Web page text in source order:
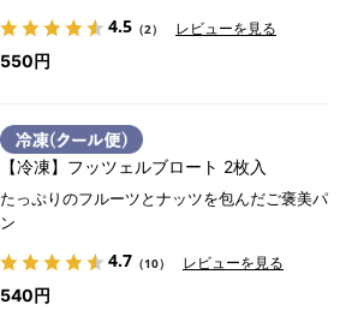
4.5 （2）
レビューを見る
550円
【冷凍】フッツェルブロート 2枚入
たっぷりのフルーツとナッツを包んだご褒美パ
ン
4.7 （10）
レビューを見る
540円